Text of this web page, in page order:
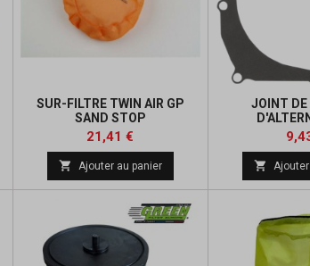
SUR-FILTRE TWIN AIR GP
SAND STOP
Prix
21,41 €
base
 Ajouter au panier
JOINT DE
Prix
